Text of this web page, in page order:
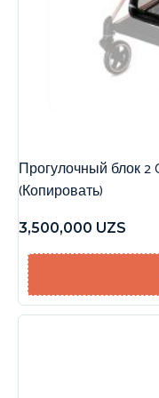
Прогулочный блок 2
(Копировать)
3,500,000 UZS